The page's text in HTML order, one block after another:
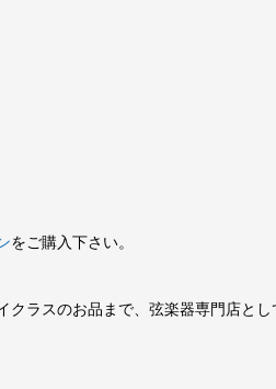
をご購入下さい。
ラスのお品まで、弦楽器専門店と